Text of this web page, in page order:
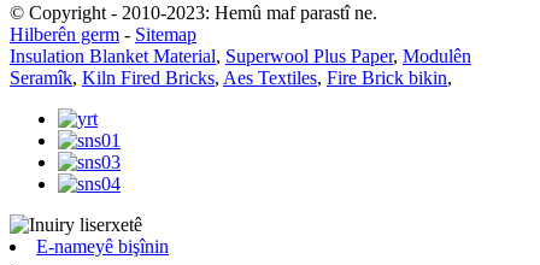
© Copyright - 2010-2023: Hemû maf parastî ne.
Hilberên germ - Sitemap
Insulation Blanket Material, Superwool Plus Paper, Modulên
Seramîk, Kiln Fired Bricks, Aes Textiles, Fire Brick bikin,
E-nameyê bişînin